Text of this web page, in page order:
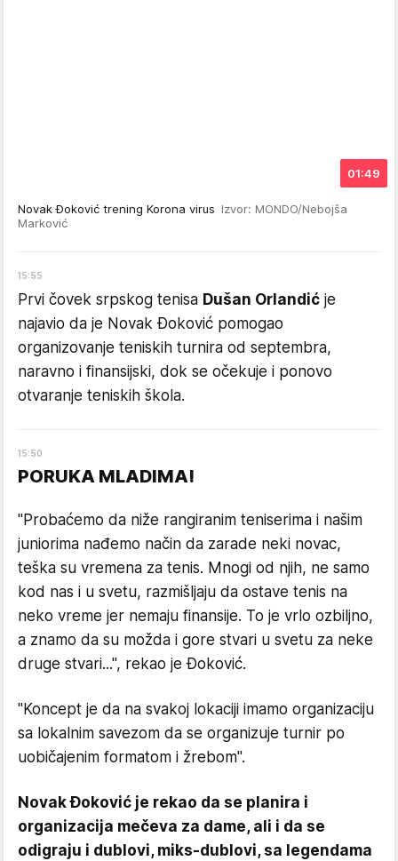
01:49
Novak Đoković trening Korona virus Izvor: MONDO/Nebojša
Marković
15:55
Prvi čovek srpskog tenisa Dušan Orlandić je
najavio da je Novak Đoković pomogao
organizovanje teniskih turnira od septembra,
naravno i finansijski, dok se očekuje i ponovo
otvaranje teniskih škola.
15:50
PORUKA MLADIMA!
"Probaćemo da niže rangiranim teniserima i našim
juniorima nađemo način da zarade neki novac,
teška su vremena za tenis. Mnogi od njih, ne samo
kod nas i u svetu, razmišljaju da ostave tenis na
neko vreme jer nemaju finansije. To je vrlo ozbiljno,
a znamo da su možda i gore stvari u svetu za neke
druge stvari...", rekao je Đoković.
"Koncept je da na svakoj lokaciji imamo organizaciju
sa lokalnim savezom da se organizuje turnir po
uobičajenim formatom i žrebom".
Novak Đoković je rekao da se planira i
organizacija mečeva za dame, ali i da se
odigraju i dublovi, miks-dublovi, sa legendama